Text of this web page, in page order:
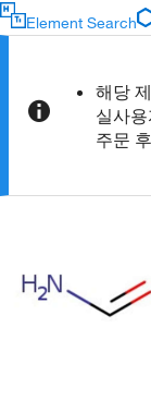
Element Search
해당
실사
주문